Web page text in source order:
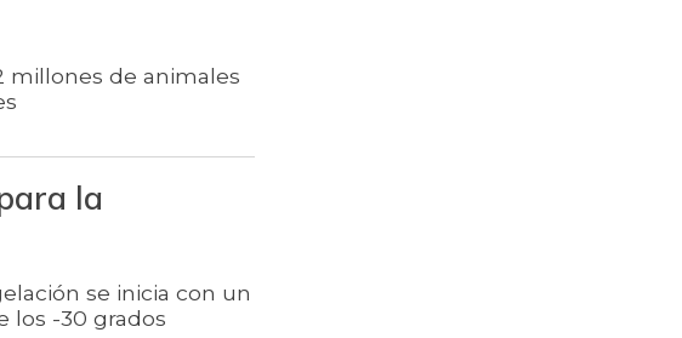
millones de animales
la
se inicia con un
los -30 grados